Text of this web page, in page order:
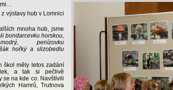
výstavy hub v Lomnici
mnoha hub, jsme
bondarcevku horskou,
penízovku
hořký a slizobedlu
škol měly letos zadání
a tak si pečlivě
se na kde co. Navštívili
Hamrů, Trutnova